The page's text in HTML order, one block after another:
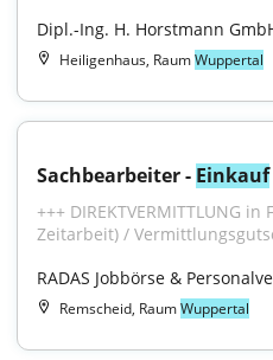
Dipl.-Ing. H. Horstmann
Heiligenhaus, RaumWuppertal
Sachbearbeiter - Einkauf
+++ DIREKTVERMITTLUNG
Zeitarbeit) /
RADAS Jobbörse &
Remscheid, RaumWuppertal